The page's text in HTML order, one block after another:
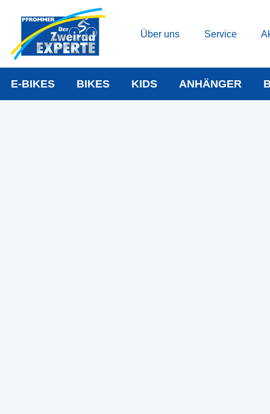
Über uns Service
E-BIKES BIKES KIDS ANHÄNGER